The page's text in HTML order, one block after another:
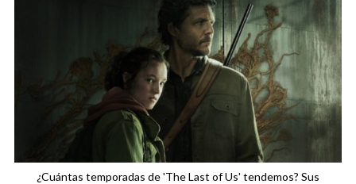
¿Cuántas temporadas de 'The Last of Us' tendemos? Sus